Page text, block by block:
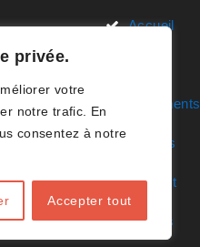
privée.
votre
notre trafic. En
consentez à notre
Accepter tout
Hainaut
en
Accueil
Documents
Articles
Contact
Jeunes